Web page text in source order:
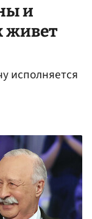
и
живет
исполняется